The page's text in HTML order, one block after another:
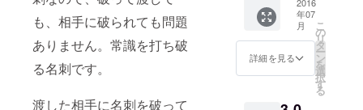
も、相手に破られても問題
ありません。常識を打ち破
る名刺です。
渡した相手に名刺を破って
枚セッ
トを送
らせて
頂きま
す。 名
前、電
話番
メール
年07
月
詳細を見る
こ
の
リ
タ
ー
ン
を
選
択
す
る